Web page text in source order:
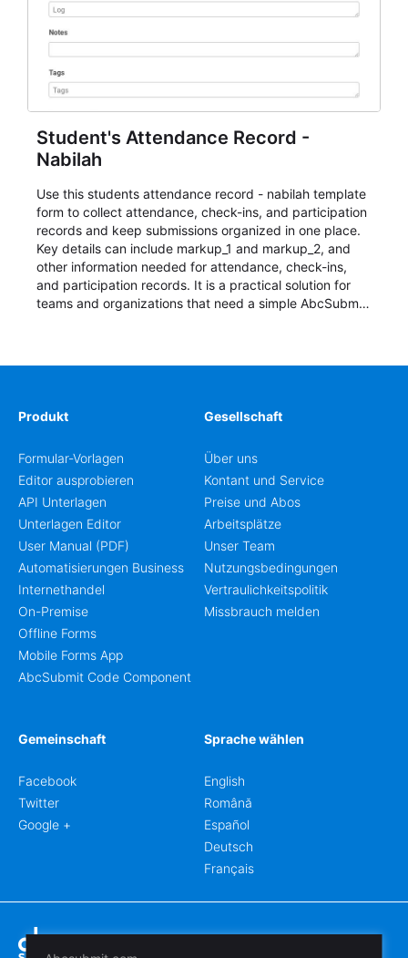
Student's Attendance Record -
Nabilah
Use this students attendance record - nabilah template
form to collect attendance, check-ins, and participation
records and keep submissions organized in one place.
Key details can include markup_1 and markup_2, and
other information needed for attendance, check-ins,
and participation records. It is a practical solution for
teams and organizations that need a simple AbcSubmit
Produkt
Formular-Vorlagen
Editor ausprobieren
API Unterlagen
Unterlagen Editor
User Manual (PDF)
Automatisierungen Business
Internethandel
On-Premise
Offline Forms
Mobile Forms App
AbcSubmit Code Component
Gesellschaft
Über uns
Kontant und Service
Preise und Abos
Arbeitsplätze
Unser Team
Nutzungsbedingungen
Vertraulichkeitspolitik
Missbrauch melden
Gemeinschaft
Facebook
Twitter
Google +
Sprache wählen
English
Română
Español
Deutsch
Français